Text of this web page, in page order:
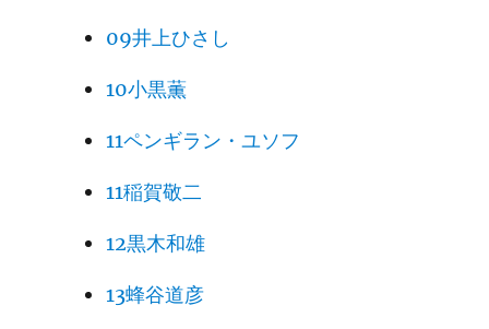
09井上ひさし
10小黒薫
11ペンギラン・ユソフ
11稲賀敬二
12黒木和雄
13蜂谷道彦